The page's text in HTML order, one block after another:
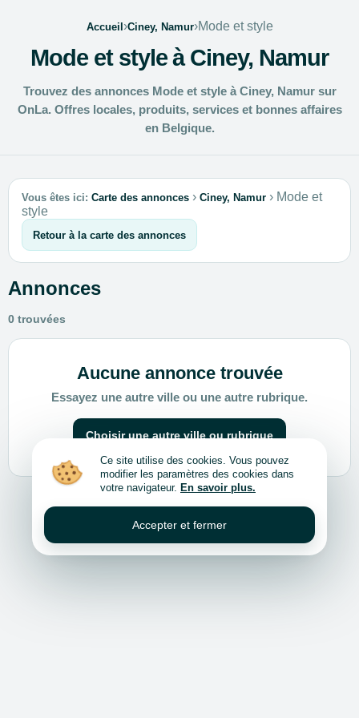
Accueil›Ciney, Namur›Mode et style
Mode et style à Ciney, Namur
Trouvez des annonces Mode et style à Ciney, Namur sur
OnLa. Offres locales, produits, services et bonnes affaires
en Belgique.
Vous êtes ici: Carte des annonces › Ciney, Namur › Mode et
style
Retour à la carte des annonces
Annonces
0 trouvées
Aucune annonce trouvée
Essayez une autre ville ou une autre rubrique.
Choisir une autre ville ou rubrique
Ce site utilise des cookies. Vous pouvez
modifier les paramètres des cookies dans
votre navigateur. En savoir plus.
Accepter et fermer